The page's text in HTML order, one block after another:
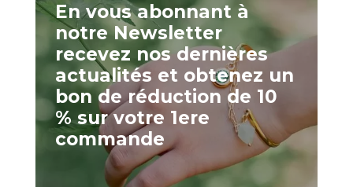
En vous abonnant à
notre Newsletter
recevez nos dernières
actualités et obtenez un
bon de réduction de 10
% sur votre 1ere
commande